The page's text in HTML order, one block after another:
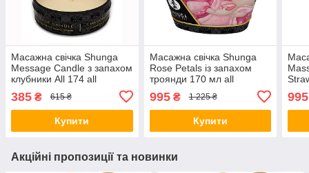
Масажна свічка Shunga
Message Candle з запахом
клубники All 174 all
385 ₴ 615 ₴
Купити
Масажна свічка Shunga
Rose Petals із запахом
троянди 170 мл all
995₴ 1 225 ₴
Купити
995
Акційні пропозиції та новинки